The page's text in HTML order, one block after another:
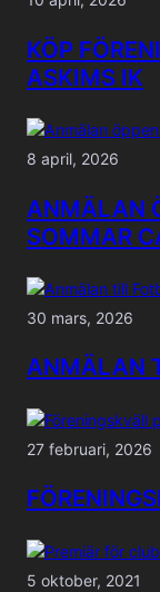
KÖP
ASKIMS IK
8 april, 2026
ANMÄLAN
SOMMAR
30 mars, 2026
ANMÄLAN
27 februari, 2026
5 oktober, 2021